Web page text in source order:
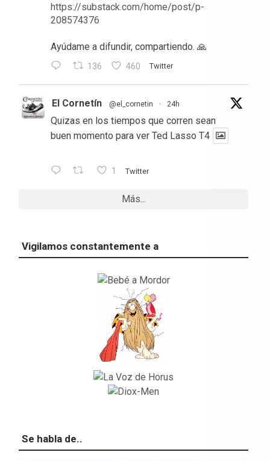
https://substack.com/home/post/p-
208574376
Ayúdame a difundir, compartiendo. 🙏
136 460 Twitter
El Cornetín @el_cornetin · 24h
Quizas en los tiempos que corren sean
buen momento para ver Ted Lasso T4
1 Twitter
Más...
Vigilamos constantemente a
Se habla de..